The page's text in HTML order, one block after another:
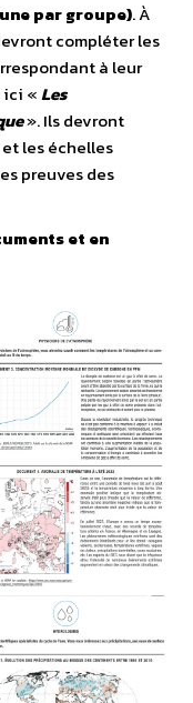
par groupe). À
compléter les
à leur
ici «Les
». Ils devront
les échelles
preuves des
et en